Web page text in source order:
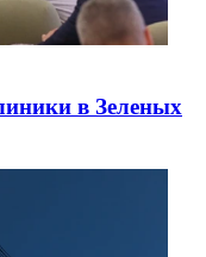
в Зеленых